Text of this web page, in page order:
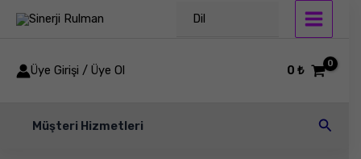
atla
Dil
Üye Girişi / Üye Ol 0₺
Müşteri Hizmetleri Arama